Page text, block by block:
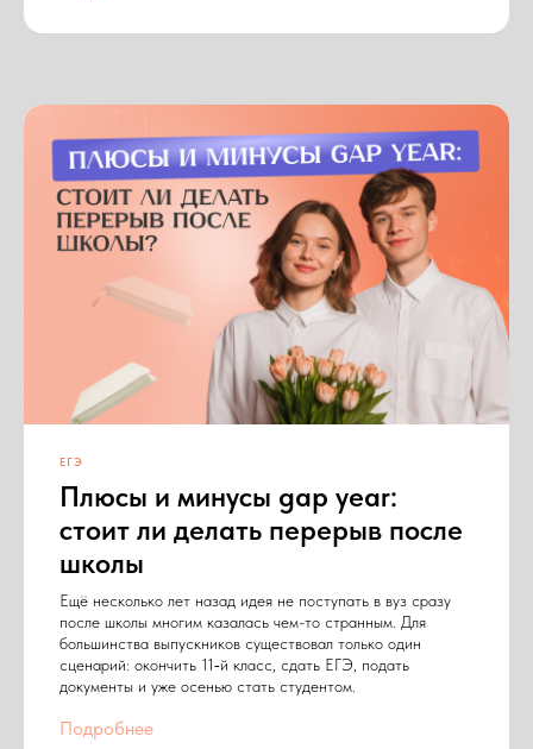
ЕГЭ
Плюсы и минусы gap year:
стоит ли делать перерыв после
школы
Ещё несколько лет назад идея не поступать в вуз сразу
после школы многим казалась чем-то странным. Для
большинства выпускников существовал только один
сценарий: окончить 11‑й класс, сдать ЕГЭ, подать
документы и уже осенью стать студентом.
Подробнее